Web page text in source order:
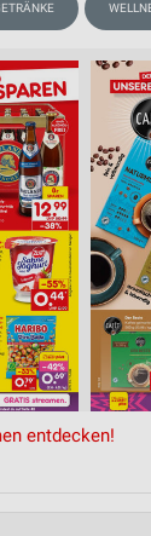
entdecken!